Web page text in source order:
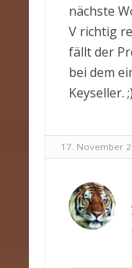
nächste
V richtig
fällt der
bei dem
Keyseller. ;)
17. November